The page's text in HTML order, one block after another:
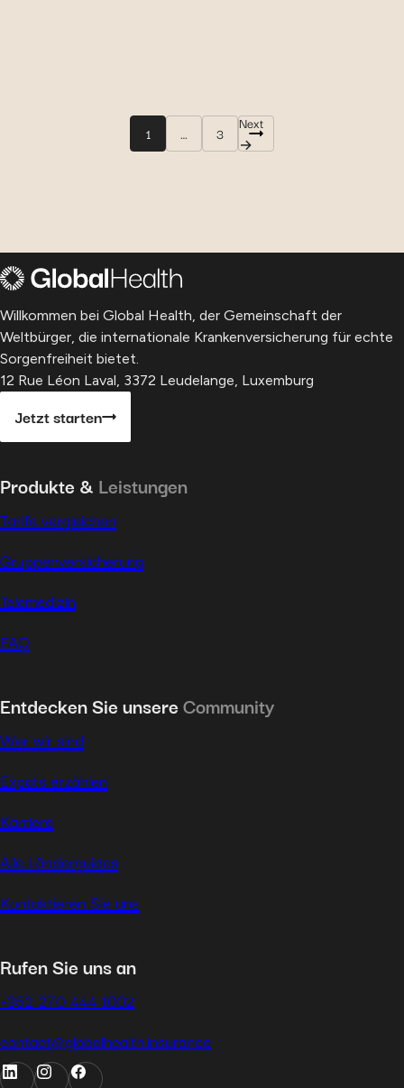
Posts
1 … 3
Next
→
Willkommen bei Global Health, der Gemeinschaft der
Weltbürger, die internationale Krankenversicherung für echte
Sorgenfreiheit bietet.
12 Rue Léon Laval, 3372 Leudelange, Luxemburg
Jetzt starten
Produkte & Leistungen
Tarife vergleichen
Gruppenversicherung
Telemedizin
FAQ
Entdecken Sie unsereCommunity
Wer wir sind
Expats erzählen
Karriere
Alle Länderguides
Kontaktieren Sie uns
Rufen Sie uns an
+352 270 444 1002
contact@globalhealth.insurance